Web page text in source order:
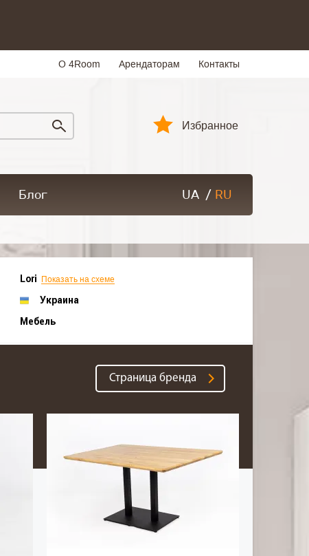
О 4Room Арендаторам Контакты
Избранное
Блог UA / RU
Lori Показать на схеме
Украина
Мебель
Страница бренда